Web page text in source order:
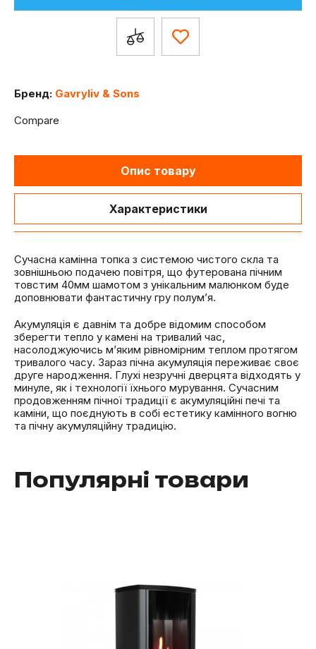
Бренд: Gavryliv & Sons
Compare
Опис товару
Характеристики
Сучасна камінна топка з системою чистого скла та
зовнішньою подачею повітря, що футерована пічним
товстим 40мм шамотом з унікальним малюнком буде
доповнювати фантастичну гру полум’я.
Акумуляція є давнім та добре відомим способом
зберегти тепло у камені на тривалий час,
насолоджуючись м’яким рівномірним теплом протягом
тривалого часу. Зараз пічна акумуляція переживає своє
друге народження. Глухі незручні дверцята відходять у
минуле, як і технології їхнього мурування. Сучасним
продовженням пічної традиції є акумуляційні печі та
каміни, що поєднують в собі естетику камінного вогню
та пічну акумуляційну традицію.
Популярні товари